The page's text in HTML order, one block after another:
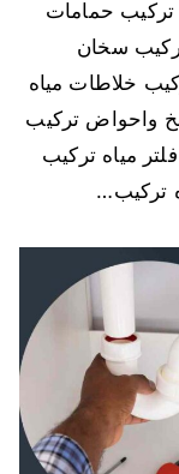
حمامات
سخان
خلاطات مياه
واحواض تركيب
مياه تركيب
تركيب…